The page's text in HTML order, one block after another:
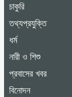
চাকুরি
তথ্যপ্রযুক্তি
ধর্ম
নারী ও শিশু
প্রবাসের খবর
বিনোদন